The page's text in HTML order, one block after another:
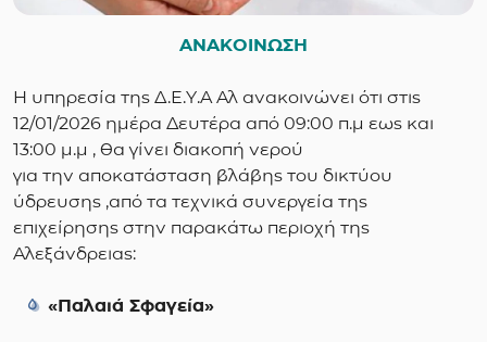
ΑΝΑΚΟΙΝΩΣΗ
Η υπηρεσία της Δ.Ε.Υ.Α Αλ ανακοινώνει ότι στις
12/01/2026 ημέρα Δευτέρα από 09:00 π.μ εως και
13:00 μ.μ , θα γίνει διακοπή νερού
για την αποκατάσταση βλάβης του δικτύου
ύδρευσης ,από τα τεχνικά συνεργεία της
επιχείρησης στην παρακάτω περιοχή της
Αλεξάνδρειας:
«Παλαιά Σφαγεία»